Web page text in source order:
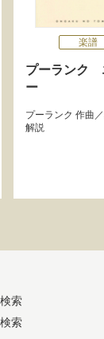
楽譜
プーランク
ー
プーランク 作曲／
解説
索
索